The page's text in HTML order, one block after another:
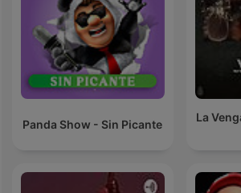
Panda Show - Sin Picante
La